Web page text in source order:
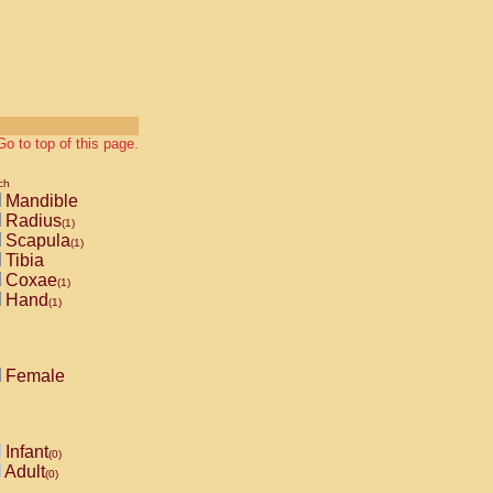
to top of this page.
Mandible
Radius(1)
Scapula(1)
Tibia
Coxae(1)
Hand(1)
Female
Infant(0)
Adult(0)